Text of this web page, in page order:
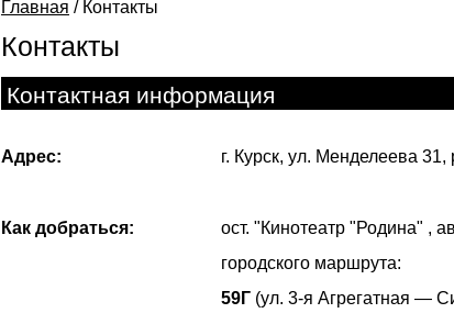
Главная / Контакты
Контакты
Контактная информация
Адрес: г. Курск, ул. Менделеева
Как добраться:
ост. "Кинотеатр "Родина" ,
городского маршрута:
59Г (ул. 3-я